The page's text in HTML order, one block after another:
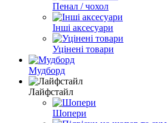
Пенал / чохол
Інші аксесуари
Уцінені товари
Мудборд
Лайфстайл
Шопери